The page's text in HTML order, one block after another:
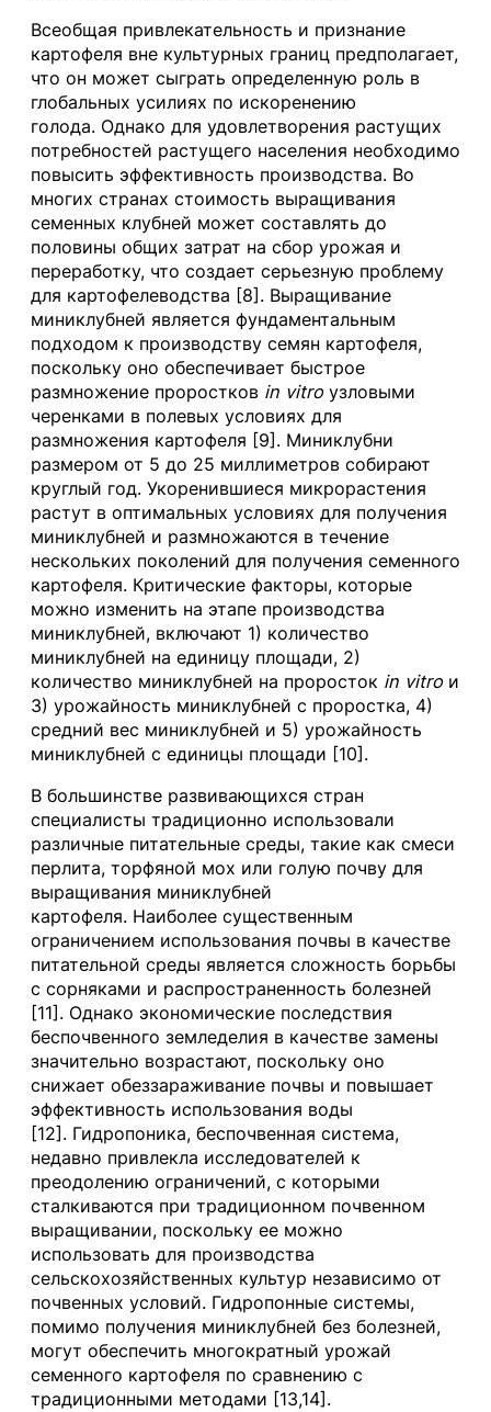
Всеобщая привлекательность и признание
картофеля вне культурных границ предполагает,
что он может сыграть определенную роль в
глобальных усилиях по искоренению
голода. Однако для удовлетворения растущих
потребностей растущего населения необходимо
повысить эффективность производства. Во
многих странах стоимость выращивания
семенных клубней может составлять до
половины общих затрат на сбор урожая и
переработку, что создает серьезную проблему
для картофелеводства [8]. Выращивание
миниклубней является фундаментальным
подходом к производству семян картофеля,
поскольку оно обеспечивает быстрое
размножение проростков in vitroузловыми
черенками в полевых условиях для
размножения картофеля [9]. Миниклубни
размером от 5 до 25 миллиметров собирают
круглый год. Укоренившиеся микрорастения
растут в оптимальных условиях для получения
миниклубней и размножаются в течение
нескольких поколений для получения семенного
картофеля. Критические факторы, которые
можно изменить на этапе производства
миниклубней, включают 1) количество
миниклубней на единицу площади, 2)
количество миниклубней на проросток in vitroи
3) урожайность миниклубней с проростка, 4)
средний вес миниклубней и 5) урожайность
миниклубней с единицы площади [10].
В большинстве развивающихся стран
специалисты традиционно использовали
различные питательные среды, такие как смеси
перлита, торфяной мох или голую почву для
выращивания миниклубней
картофеля. Наиболее существенным
ограничением использования почвы в качестве
питательной среды является сложность борьбы
с сорняками и распространенность болезней
[11]. Однако экономические последствия
беспочвенного земледелия в качестве замены
значительно возрастают, поскольку оно
снижает обеззараживание почвы и повышает
эффективность использования воды
[12]. Гидропоника, беспочвенная система,
недавно привлекла исследователей к
преодолению ограничений, с которыми
сталкиваются при традиционном почвенном
выращивании, поскольку ее можно
использовать для производства
сельскохозяйственных культур независимо от
почвенных условий. Гидропонные системы,
помимо получения миниклубней без болезней,
могут обеспечить многократный урожай
семенного картофеля по сравнению с
традиционными методами [13,14].